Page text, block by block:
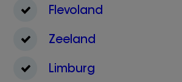
Flevoland
Zeeland
Limburg